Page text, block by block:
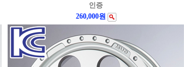
인증
260,000원